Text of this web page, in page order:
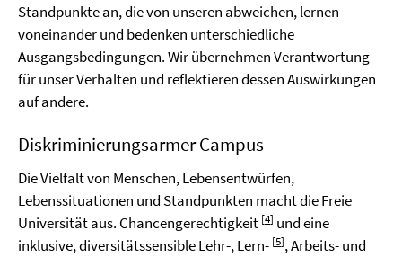
Standpunkte an, die von unseren abweichen, lernen
voneinander und bedenken unterschiedliche
Ausgangsbedingungen. Wir übernehmen Verantwortung
für unser Verhalten und reflektieren dessen Auswirkungen
auf andere.
Diskriminierungsarmer Campus
Die Vielfalt von Menschen, Lebensentwürfen,
Lebenssituationen und Standpunkten macht die Freie
Universität aus. Chancengerechtigkeit [4] und eine
inklusive, diversitätssensible Lehr-, Lern- [5], Arbeits- und